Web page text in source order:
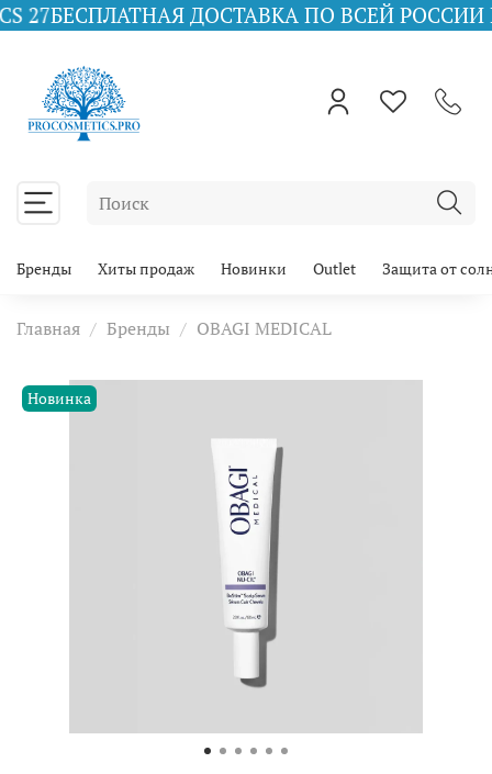
ДОСТАВКА ПО ВСЕЙ РОССИИ ПРИ
Бренды Хиты продаж Новинки Outlet Защита от
Главная Бренды OBAGI MEDICAL
Новинка